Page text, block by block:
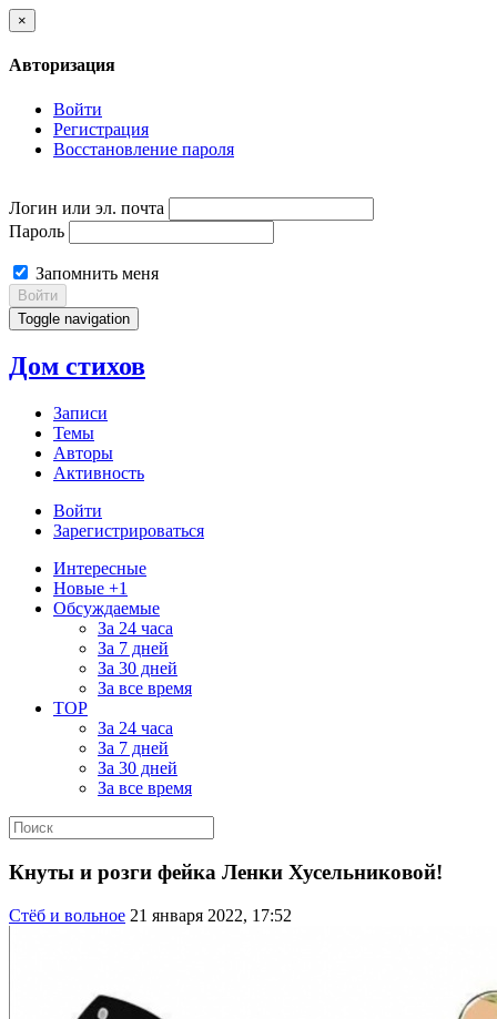
×
Авторизация
Войти
Регистрация
Восстановление пароля
Логин или эл. почта
Пароль
Запомнить меня
Войти
Toggle navigation
Дом стихов
Записи
Темы
Авторы
Активность
Войти
Зарегистрироваться
Интересные
Новые +1
Обсуждаемые
За 24 часа
За 7 дней
За 30 дней
За все время
TOP
За 24 часа
За 7 дней
За 30 дней
За все время
Кнуты и розги фейка Ленки Хусельниковой!
Стёб и вольное 21 января 2022, 17:52